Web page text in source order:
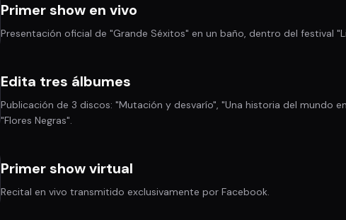
Primer show en vivo
Presentación oficial de "Grande Séxitos" en un baño, dentro del festival
Edita tres álbumes
Publicación de 3 discos: "Mutación y desvarío", "Una historia del mundo
"Flores Negras".
Primer show virtual
Recital en vivo transmitido exclusivamente por Facebook.